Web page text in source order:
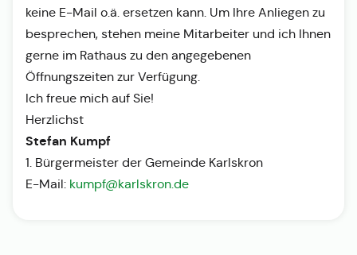
keine E-Mail o.ä. ersetzen kann. Um Ihre Anliegen zu
besprechen, stehen meine Mitarbeiter und ich Ihnen
gerne im Rathaus zu den angegebenen
Öffnungszeiten zur Verfügung.
Ich freue mich auf Sie!
Herzlichst
Stefan Kumpf
1. Bürgermeister der Gemeinde Karlskron
E-Mail: kumpf@karlskron.de